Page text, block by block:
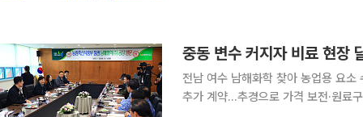
중동 변수 커지자 비료 현장
전남 여수 남해화학 찾아 농업용 요
추가 계약…추경으로 가격 보전·원료구입자금 확대 중동전쟁 장기화로